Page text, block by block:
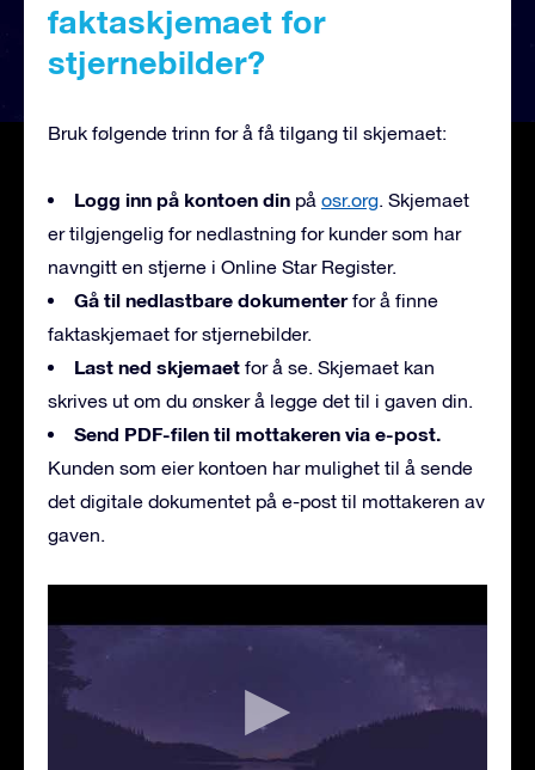
faktaskjemaet for
stjernebilder?
Bruk følgende trinn for å få tilgang til skjemaet:
Logg inn på kontoen din på osr.org. Skjemaet
er tilgjengelig for nedlastning for kunder som har
navngitt en stjerne i Online Star Register.
Gå til nedlastbare dokumenterfor å finne
faktaskjemaet for stjernebilder.
Last ned skjemaet for å se. Skjemaet kan
skrives ut om du ønsker å legge det til i gaven din.
Send PDF-filen til mottakeren via e-post.
Kunden som eier kontoen har mulighet til å sende
det digitale dokumentet på e-post til mottakeren av
gaven.